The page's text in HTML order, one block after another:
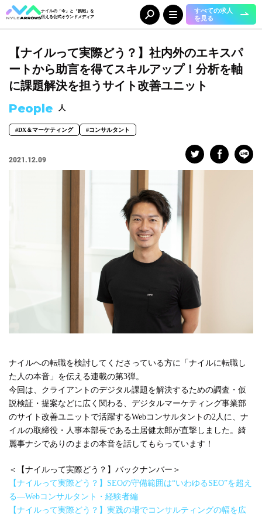
ナイルの「今」と「挑戦」を
伝える公式オウンドメディア
すべての求人
を見る
Category カテゴリ
人（65） 事業（36）
組織（37）
Tag タグ
#コンサルタント
#バックオフィス #マーケター #事業開発
#安心をつくる仕組み #社内異動
注目の記事
面接で転職理由はどう話すべき？面接官が聞きた
い、模範解答ではない「本音」
2023.08.01
【ナイルって実際どう？】社内外のエキスパ
ートから助言を得てスキルアップ！分析を軸
に課題解決を担うサイト改善ユニット
People 人
#DX＆マーケティング #コンサルタント
2021.12.09
ナイルへの転職を検討してくださっている方に「ナイルに転職し
た人の本音」を伝える連載の第3弾。
今回は、クライアントのデジタル課題を解決するための調査・仮
説検証・提案などに広く関わる、デジタルマーケティング事業部
のサイト改善ユニットで活躍するWebコンサルタントの2人に、ナ
イルの取締役・人事本部長である土居健太郎が直撃しました。綺
麗事ナシでありのままの本音を話してもらっています！
＜【ナイルって実際どう？】バックナンバー＞
【ナイルって実際どう？】SEOの守備範囲は“いわゆるSEO”を超え
る―Webコンサルタント・経験者編
【ナイルって実際どう？】実践の場でコンサルティングの幅を広